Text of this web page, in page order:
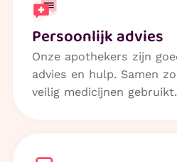
Persoonlijk advies
Onze apothekers zijn
advies en hulp. Samen
veilig medicijnen gebruikt.